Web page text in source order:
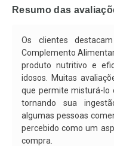
Por R$ 32,26/cada
Comprar sem
Por R$ 32,26/cada
Resumo das
Os clientes
Complemento
produto nutritivo e
idosos. Muitas
que permite misturá-lo
tornando sua
algumas pessoas
percebido como um
compra.